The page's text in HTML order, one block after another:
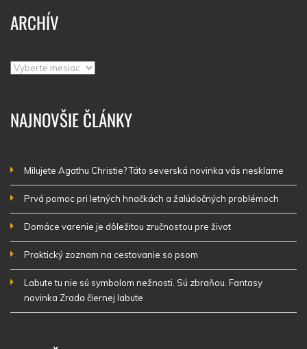
ARCHÍV
Archív
NAJNOVŠIE ČLÁNKY
Milujete Agathu Christie? Táto severská novinka vás nesklame
Prvá pomoc pri letných hnačkách a žalúdočných problémoch
Domáce varenie je dôležitou zručnosťou pre život
Praktický zoznam na cestovanie so psom
Labute tu nie sú symbolom nežnosti. Sú zbraňou. Fantasy
novinka Zrada čiernej labute